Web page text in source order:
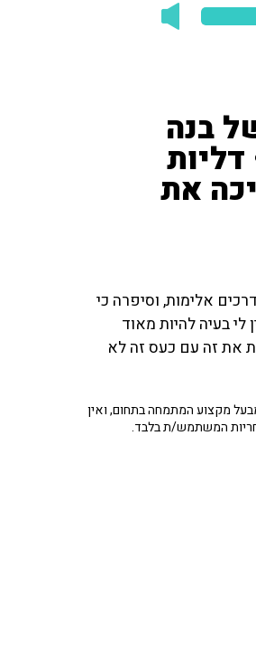
בנה
את
אלימות, וסיפרה כי
בעיה להיות מאוד
את זה עם כעס זה לא
מקצוע המתמחה בתחום, ואין
המשתמש/ת בלבד.